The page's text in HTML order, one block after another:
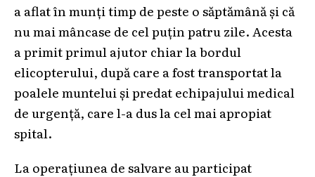
a aflat în munți timp de peste o săptămână și că
nu mai mâncase de cel puțin patru zile. Acesta
a primit primul ajutor chiar la bordul
elicopterului, după care a fost transportat la
poalele muntelui și predat echipajului medical
de urgență, care l-a dus la cel mai apropiat
spital.
La operațiunea de salvare au participat